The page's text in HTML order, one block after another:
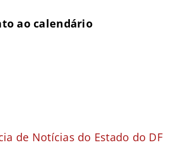
ao calendário
de Notícias do Estado do DF